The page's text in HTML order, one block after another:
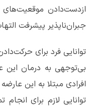
ازدست‌دادن
جبران‌ناپذیر پیشرفت
توانایی فرد برای
بی‌توجهی به درمان این
افرادی مبتلا به این
توانایی لازم برای